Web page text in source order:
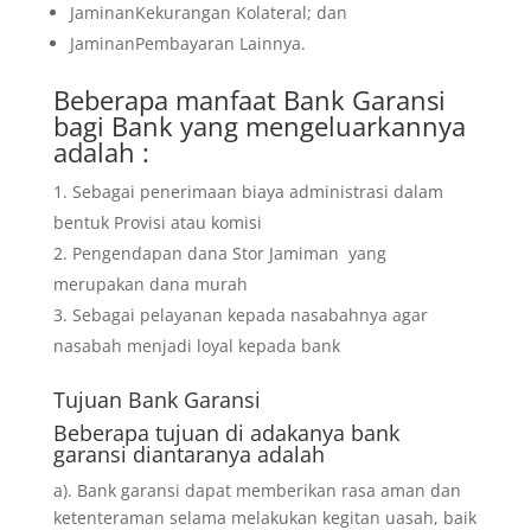
JaminanKekurangan Kolateral; dan
JaminanPembayaran Lainnya.
Beberapa manfaat Bank Garansi
bagi Bank yang mengeluarkannya
adalah :
Sebagai penerimaan biaya administrasi dalam
bentuk Provisi atau komisi
Pengendapan dana Stor Jamiman yang
merupakan dana murah
Sebagai pelayanan kepada nasabahnya agar
nasabah menjadi loyal kepada bank
Tujuan Bank Garansi
Beberapa tujuan di adakanya bank
garansi diantaranya adalah
a). Bank garansi dapat memberikan rasa aman dan
ketenteraman selama melakukan kegitan uasah, baik